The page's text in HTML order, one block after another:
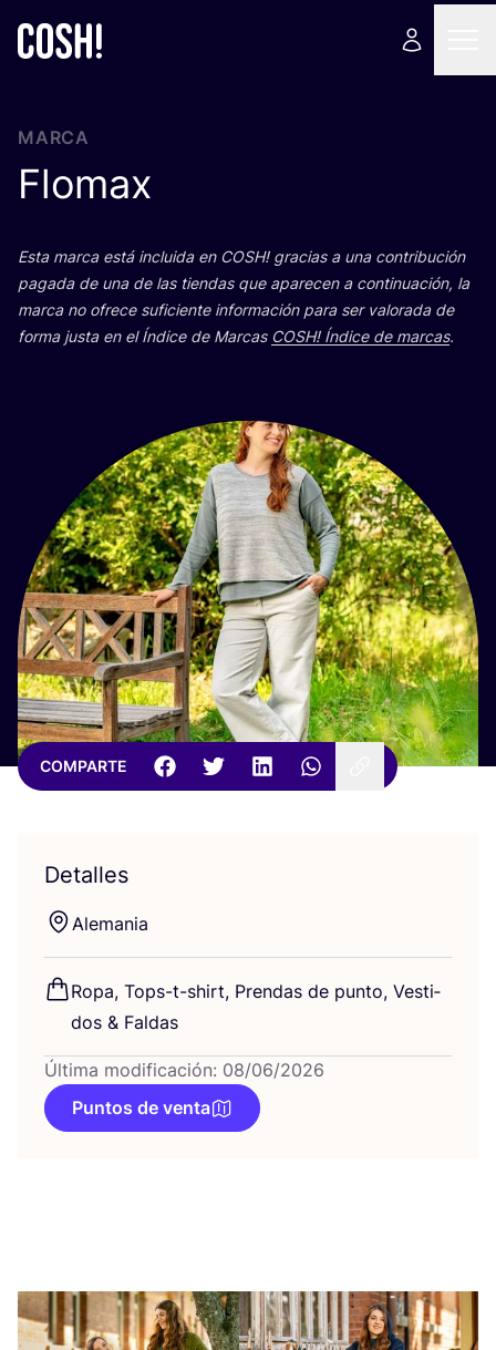
MARCA
Flomax
Esta mar­ca está inclui­da en COSH! gra­cias a una con­tri­bu­ción
paga­da de una de las tien­das que apa­re­cen a con­ti­nua­ción, la
mar­ca no ofre­ce sufi­cien­te infor­ma­ción para ser valo­ra­da de
for­ma jus­ta en el Índi­ce de Mar­cas COSH! Índi­ce de mar­cas.
COMPARTE
Detalles
Ale­ma­nia
Ropa, Tops-t-shirt, Pren­das de pun­to, Ves­ti­
dos & Faldas
Última modificación: 08/06/2026
Puntos de venta